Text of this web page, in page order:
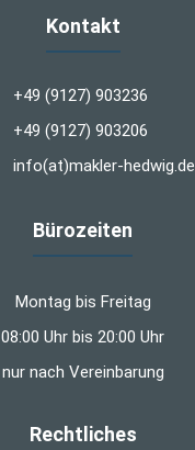
Kontakt
+49 (9127) 903236
+49 (9127) 903206
info(at)makler-hedwig.de
Bürozeiten
Montag bis Freitag
08:00 Uhr bis 20:00 Uhr
nur nach Vereinbarung
Rechtliches